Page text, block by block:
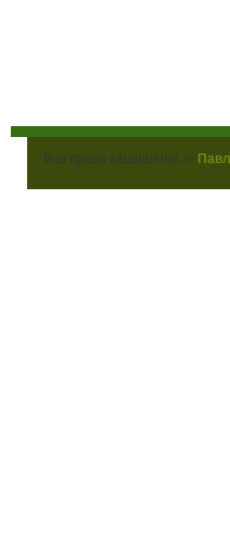
Все права защищены. ©